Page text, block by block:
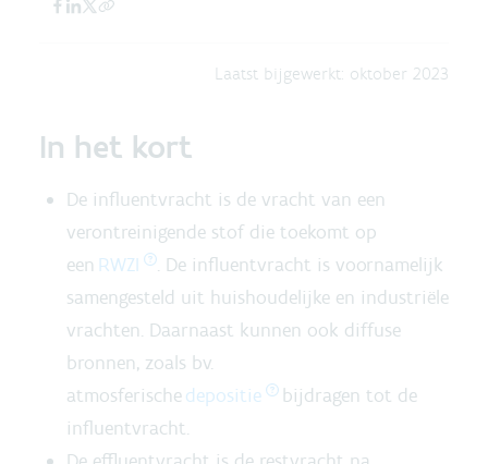
Laatst bijgewerkt: oktober 2023
In het kort
De influentvracht is de vracht van een
verontreinigende stof die toekomt op
een RWZI
. De influentvracht is voornamelijk
samengesteld uit huishoudelijke en industriële
vrachten. Daarnaast kunnen ook diffuse
bronnen, zoals bv.
atmosferischedepositie
bijdragen tot de
influentvracht.